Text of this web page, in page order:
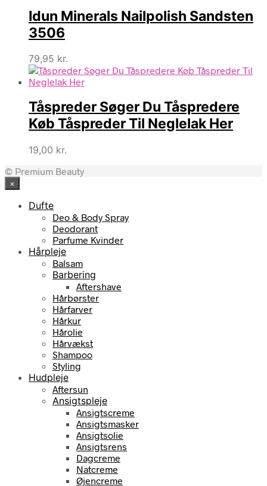
Idun Minerals Nailpolish Sandsten
3506
79,95 kr.
Tåspreder Søger Du Tåspredere
Køb Tåspreder Til Neglelak Her
19,00 kr.
© Premium Beauty
×
Dufte
Deo & Body Spray
Deodorant
Parfume Kvinder
Hårpleje
Balsam
Barbering
Aftershave
Hårbørster
Hårfarver
Hårkur
Hårolie
Hårvækst
Shampoo
Styling
Hudpleje
Aftersun
Ansigtspleje
Ansigtscreme
Ansigtsmasker
Ansigtsolie
Ansigtsrens
Dagcreme
Natcreme
Øjencreme